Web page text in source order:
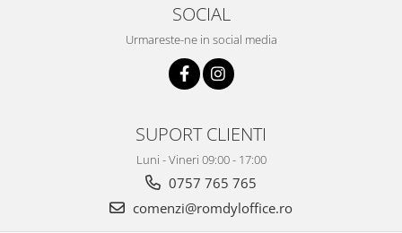
SOCIAL
Urmareste-ne in social media
SUPORT CLIENTI
Luni - Vineri 09:00 - 17:00
0757 765 765
comenzi@romdyloffice.ro